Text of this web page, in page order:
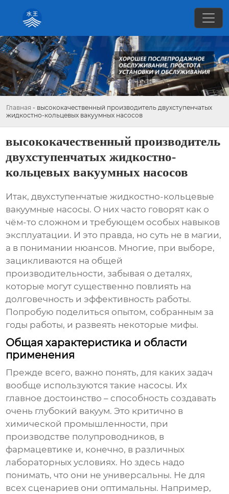
Главная - высококачественный производитель двухступенчатых
жидкостно-кольцевых вакуумных насосов
высококачественный производитель
двухступенчатых жидкостно-
кольцевых вакуумных насосов
Итак,двухступенчатые жидкостно-кольцевые
вакуумные насосы. О них часто говорят как о
чём-то сложном и требующем особых навыков
эксплуатации. И это правда, но суть не в магии,
а в понимании нюансов. Многие, при выборе,
зацикливаются на общей
производительности, забывая о деталях,
которые могут существенно повлиять на
долговечность и эффективность работы.
Попробую поделиться опытом, собранным за
годы работы, и развеять некоторые мифы.
Общая характеристика и области
применения
Прежде всего, важно понять, для каких задач
вообще используются такие насосы. Их
главное достоинство – способность создавать
очень глубокий вакуум. Это критично в
химической промышленности, при
производстве полупроводников, в
фармацевтике и, конечно, в различных
лабораторных условиях. Но здесь надо
понимать, что они не универсальны. Не для
всех сценариев они оптимальны. Например,